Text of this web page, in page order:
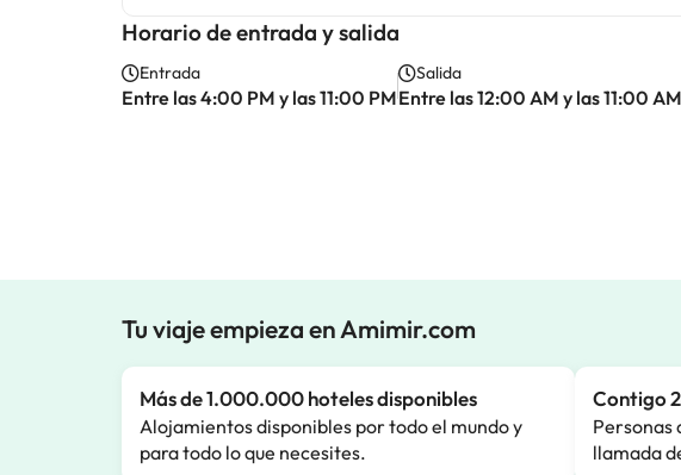
Horario de entrada y salida
Entrada
Entre las 4:00 PM y las 11:00 PM
Salida
Entre las 12:00 AM y las 11:00 AM
Tu viaje empieza en Amimir.com
Más de 1.000.000 hoteles disponibles
Alojamientos disponibles por todo el mundo y
para todo lo que necesites.
Contigo
Personas
llamada